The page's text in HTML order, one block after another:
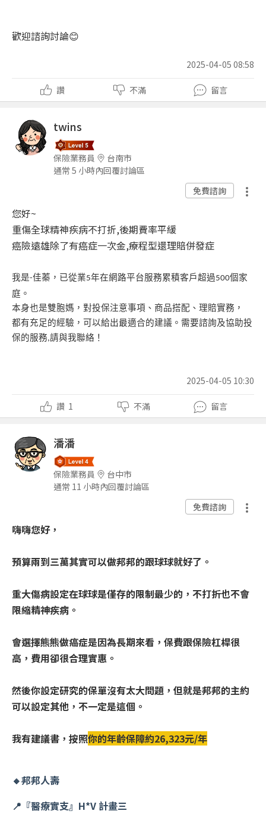
歡迎諮詢討論😊
2025-04-05 08:58
讚 不滿 留言
twins
保險業務員
台南市
通常 5 小時內回覆討論區
免費諮詢
您好~
重傷全球精神疾病不打折,後期費率平緩
癌險遠雄除了有癌症一次金,療程型還理賠併發症
我是-佳蓁，已從業5年在網路平台服務累積客戶超過500個家
庭。
本身也是雙胞媽，對投保注意事項、商品搭配、理賠實務，
都有充足的經驗，可以給出最適合的建議。需要諮詢及協助投
保的服務,請與我聯絡！
2025-04-05 10:30
讚 1 不滿 留言
潘潘
保險業務員
台中市
通常 11 小時內回覆討論區
免費諮詢
嗨嗨您好，
預算兩到三萬其實可以做邦邦的跟球球就好了。
重大傷病設定在球球是僅存的限制最少的，不打折也不會
限縮精神疾病。
會選擇熊熊做癌症是因為長期來看，保費跟保險杠桿很
高，費用卻很合理實惠。
然後你設定研究的保單沒有太大問題，但就是邦邦的主約
可以設定其他，不一定是這個。
我有建議書，按照你的年齡保障約26,323元/年
🔸邦邦人壽
📍『醫療實支』H*V 計畫三